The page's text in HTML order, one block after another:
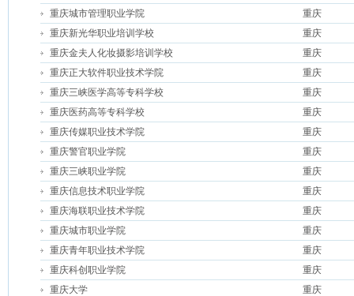
重庆城市管理职业学院
重庆
重庆新光华职业培训学校
重庆
重庆金夫人化妆摄影培训学校
重庆
重庆正大软件职业技术学院
重庆
重庆三峡医学高等专科学校
重庆
重庆医药高等专科学校
重庆
重庆传媒职业技术学院
重庆
重庆警官职业学院
重庆
重庆三峡职业学院
重庆
重庆信息技术职业学院
重庆
重庆海联职业技术学院
重庆
重庆城市职业学院
重庆
重庆青年职业技术学院
重庆
重庆科创职业学院
重庆
重庆大学
重庆